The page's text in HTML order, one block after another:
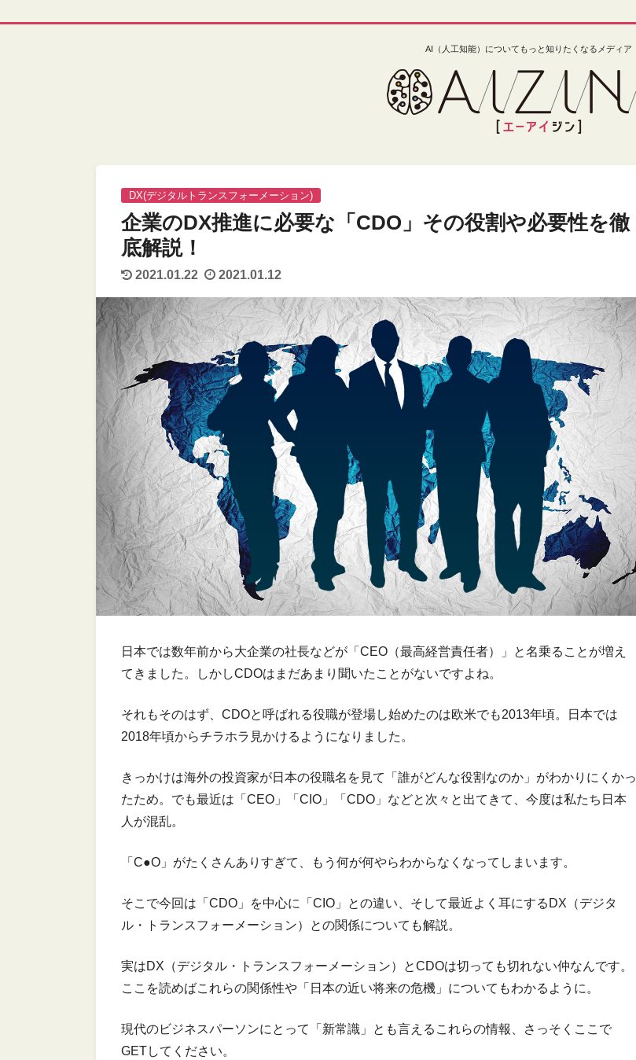
AI（人工知能）についてもっと知りたくなるメディア
DX(デジタルトランスフォーメーション)
企業のDX推進に必要な「CDO」その役割や必要性を徹
底解説！
2021.01.22 2021.01.12
日本では数年前から大企業の社長などが「CEO（最高経営責任者）」と名乗ることが増え
てきました。しかしCDOはまだあまり聞いたことがないですよね。
それもそのはず、CDOと呼ばれる役職が登場し始めたのは欧米でも2013年頃。日本では
2018年頃からチラホラ見かけるようになりました。
きっかけは海外の投資家が日本の役職名を見て「誰がどんな役割なのか」がわかりにくかっ
たため。でも最近は「CEO」「CIO」「CDO」などと次々と出てきて、今度は私たち日本
人が混乱。
「C●O」がたくさんありすぎて、もう何が何やらわからなくなってしまいます。
そこで今回は「CDO」を中心に「CIO」との違い、そして最近よく耳にするDX（デジタ
ル・トランスフォーメーション）との関係についても解説。
実はDX（デジタル・トランスフォーメーション）とCDOは切っても切れない仲なんです。
ここを読めばこれらの関係性や「日本の近い将来の危機」についてもわかるように。
現代のビジネスパーソンにとって「新常識」とも言えるこれらの情報、さっそくここで
GETしてください。